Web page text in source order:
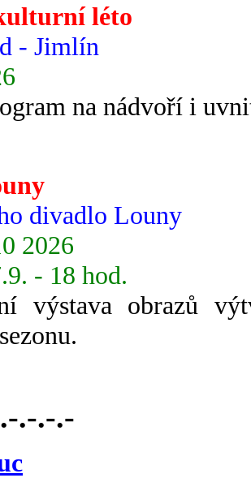
léto
- Jimlín
na nádvoří i
divadlo Louny
2026
- 18 hod.
výstava obrazů
.-.-.-